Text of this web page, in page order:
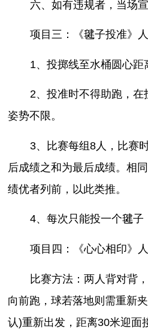
六、如有违规者，当场宣
项目三：《毽子投准》
1、投掷线至水桶圆心距
2、投准时不得助跑，
姿势不限。
3、比赛每组8人，比赛
后成绩之和为最后成绩。相
绩优者列前，以此类推。
4、每次只能投一个毽子
项目四：《心心相印》
比赛方法：两人背对背
向前跑，球若落地则需重新
认)重新出发，距离30米迎面